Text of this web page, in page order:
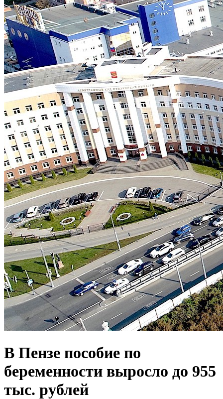
В Пензе пособие по
беременности выросло до 955
тыс. рублей